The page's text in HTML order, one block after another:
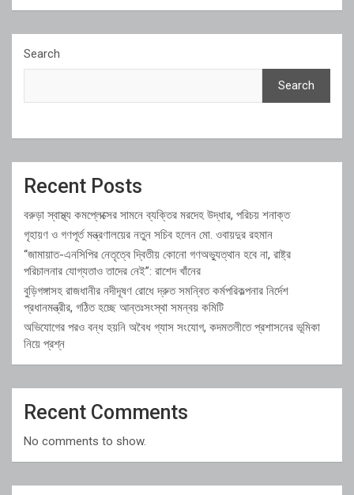
Search
Search
Recent Posts
বরুড়া স্বাস্থ্য কমপ্লেক্সের সামনে ব্যক্তির মরদেহ উদ্ধার, পরিচয় শনাক্ত
গৃহায়ণ ও গণপূর্ত মন্ত্রণালয়ের নতুন সচিব হলেন মো. ওবায়দুর রহমান
“জামায়াত-এনসিপির নেতৃত্বে দ্বিতীয় কোনো গণঅভ্যুত্থান হবে না, রাষ্ট্র
পরিচালনার যোগ্যতাও তাদের নেই”: রাশেদ খাঁনের
বুড়িগঙ্গাসহ রাজধানীর নদীদূষণ রোধে দ্রুত সমন্বিত কর্মপরিকল্পনার নির্দেশ
প্রধানমন্ত্রীর, গঠিত হচ্ছে আন্তঃসংস্থা সমন্বয় কমিটি
অভিযোগের পরও বন্ধ হয়নি অবৈধ গ্যাস সংযোগ, কদমতলীতে প্রশাসনের ভূমিকা
নিয়ে প্রশ্ন
Recent Comments
No comments to show.